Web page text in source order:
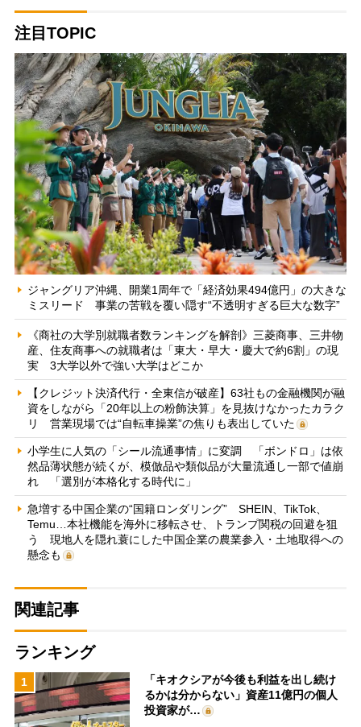
注目TOPIC
ジャングリア沖縄、開業1周年で「経済効果494億円」の大きな
ミスリード 事業の苦戦を覆い隠す“不透明すぎる巨大な数字”
《商社の大学別就職者数ランキングを解剖》三菱商事、三井物
産、住友商事への就職者は「東大・早大・慶大で約6割」の現
実 3大学以外で強い大学はどこか
【クレジット決済代行・全東信が破産】63社もの金融機関が融
資をしながら「20年以上の粉飾決算」を見抜けなかったカラク
リ 営業現場では“自転車操業”の焦りも表出していた
小学生に人気の「シール流通事情」に変調 「ボンドロ」は依
然品薄状態が続くが、模倣品や類似品が大量流通し一部で値崩
れ 「選別が本格化する時代に」
急増する中国企業の“国籍ロンダリング” SHEIN、TikTok、
Temu…本社機能を海外に移転させ、トランプ関税の回避を狙
う 現地人を隠れ蓑にした中国企業の農業参入・土地取得への
懸念も
関連記事
ランキング
1
「キオクシアが今後も利益を出し続け
るかは分からない」資産11億円の個人
投資家が…